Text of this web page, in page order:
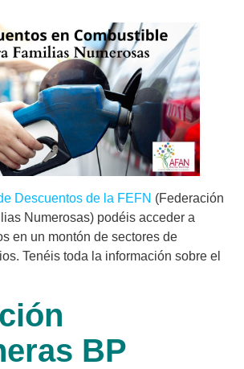
Descuentos de la FEFN (Federación
Numerosas) podéis acceder a
en un montón de sectores de
Tenéis toda la información sobre el
BP